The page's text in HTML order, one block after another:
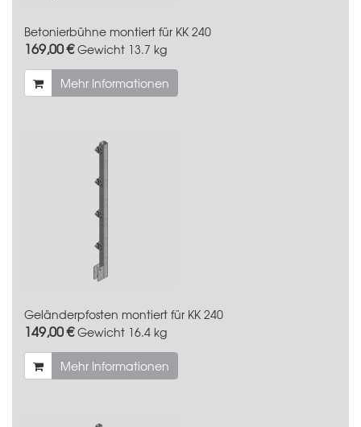
Betonierbühne montiert für KK 240
169,00 €Gewicht 13.7 kg
Mehr Informationen
Geländerpfosten montiert für KK 240
149,00 €Gewicht 16.4 kg
Mehr Informationen